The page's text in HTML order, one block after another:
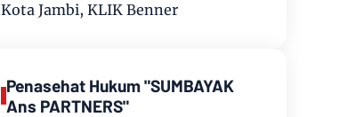
Kota Jambi, KLIK Benner
Penasehat Hukum "SUMBAYAK
Ans PARTNERS"